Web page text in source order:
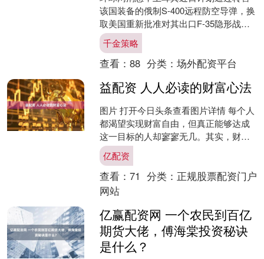
该国装备的俄制S-400远程防空导弹，换
取美国重新批准对其出口F-35隐形战斗
机，这个计划在美俄乃至中东多个国家
之间都引发轩然....
千金策略
查看： 88 分类： 场外配资平台
益配资 人人必读的财富心法
图片 打开今日头条查看图片详情 每个人
都渴望实现财富自由，但真正能够达成
这一目标的人却寥寥无几。其实，财富
自由并非遥不可及的梦想，而是一个可
以通过正确思维和持续....
亿配资
查看： 71 分类： 正规股票配资门户
网站
亿赢配资网 一个农民到百亿
期货大佬，傅海棠投资秘诀
是什么？